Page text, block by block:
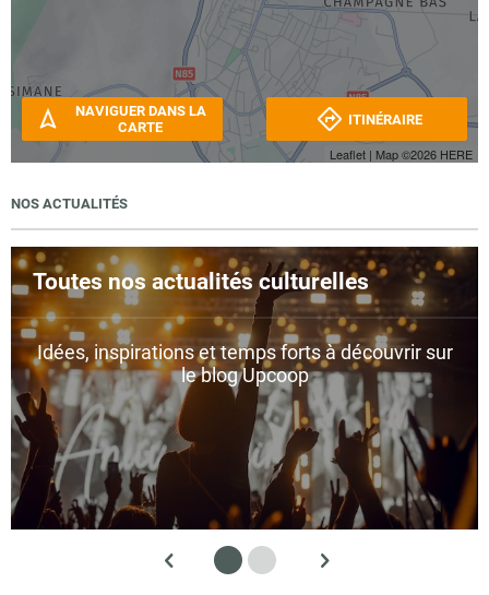
Leaflet | Map ©2026 HERE
NAVIGUER DANS LA
CARTE
ITINÉRAIRE
NOS ACTUALITÉS
Toutes nos actualités culturelles
Idées, inspirations et temps forts à découvrir sur
le blog Upcoop